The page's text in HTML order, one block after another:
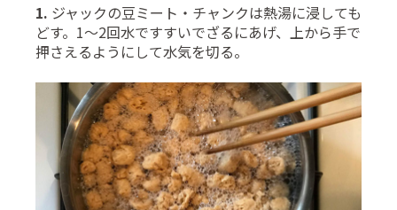
1. ジャックの豆ミート・チャンクは熱湯に浸しても
どす。1〜2回水ですすいでざるにあげ、上から手で
押さえるようにして水気を切る。